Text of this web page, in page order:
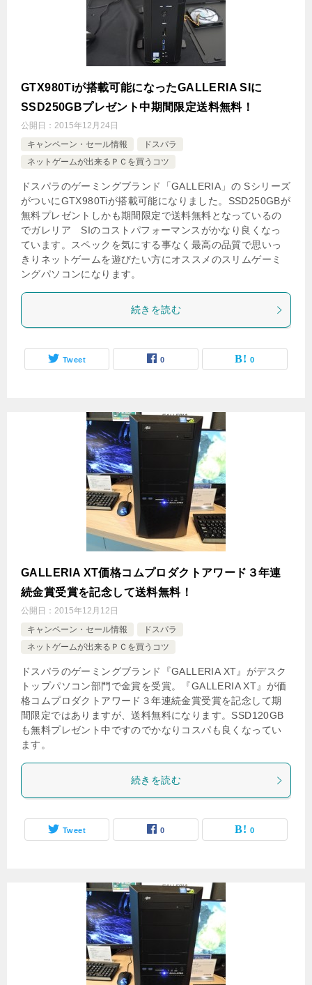
GTX980Tiが搭載可能になったGALLERIA SIに
SSD250GBプレゼント中期間限定送料無料！
公開日： 2015年12月24日
キャンペーン・セール情報
ドスパラ
ネットゲームが出来るＰＣを買うコツ
ドスパラのゲーミングブランド「GALLERIA」の Sシリーズ
がついにGTX980Tiが搭載可能になりました。SSD250GBが
無料プレゼントしかも期間限定で送料無料となっているの
でガレリア SIのコストパフォーマンスがかなり良くなっ
ています。スペックを気にする事なく最高の品質で思いっ
きりネットゲームを遊びたい方にオススメのスリムゲーミ
ングパソコンになります。
続きを読む
Tweet 0 0
GALLERIA XT価格コムプロダクトアワード３年連
続金賞受賞を記念して送料無料！
公開日： 2015年12月12日
キャンペーン・セール情報
ドスパラ
ネットゲームが出来るＰＣを買うコツ
ドスパラのゲーミングブランド『GALLERIA XT』がデスク
トップパソコン部門で金賞を受賞。『GALLERIA XT』が価
格コムプロダクトアワード３年連続金賞受賞を記念して期
間限定ではありますが、送料無料になります。SSD120GB
も無料プレゼント中ですのでかなりコスパも良くなってい
ます。
続きを読む
Tweet 0 0